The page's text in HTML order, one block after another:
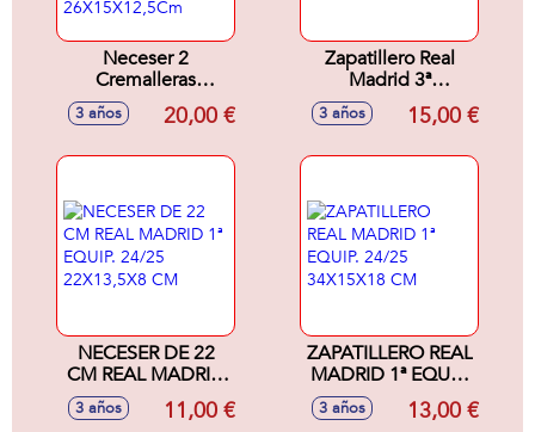
Neceser 2
Cremalleras
Adapt.Carro Real
Madrid 3ª
3 años 20,00 €
Zapatillero Real
Madrid 3ª
Equipacion 24/25
34X15X18Cm
3 años 15,00 €
NECESER DE 22
CM REAL MADRID
1ª EQUIP. 24/25
22X13,5X8 CM
3 años 11,00 €
ZAPATILLERO REAL
MADRID 1ª EQUIP.
24/25 34X15X18
3 años 13,00 €